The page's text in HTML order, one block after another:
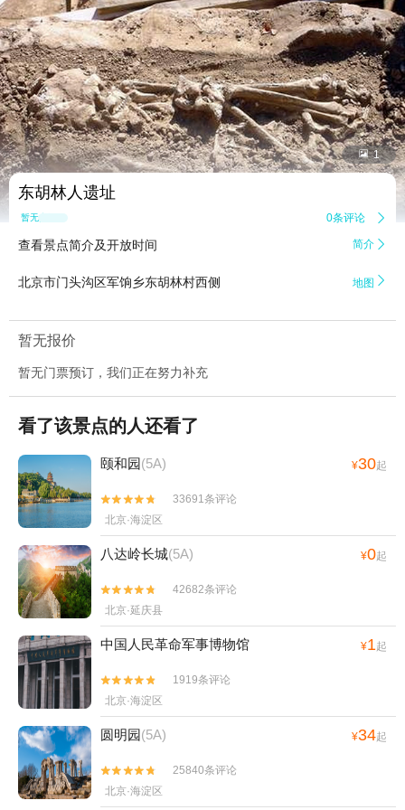
 1
东胡林人遗址
暂无点评 0条评论 
查看景点简介及开放时间 简介 
北京市门头沟区军饷乡东胡林村西侧 地图 
暂无报价
暂无门票预订，我们正在努力补充
看了该景点的人还看了
颐和园(5A) ¥30起


33691条评论
北京·海淀区
八达岭长城(5A) ¥0起


42682条评论
北京·延庆县
中国人民革命军事博物馆 ¥1起


1919条评论
北京·海淀区
圆明园(5A) ¥34起


25840条评论
北京·海淀区
